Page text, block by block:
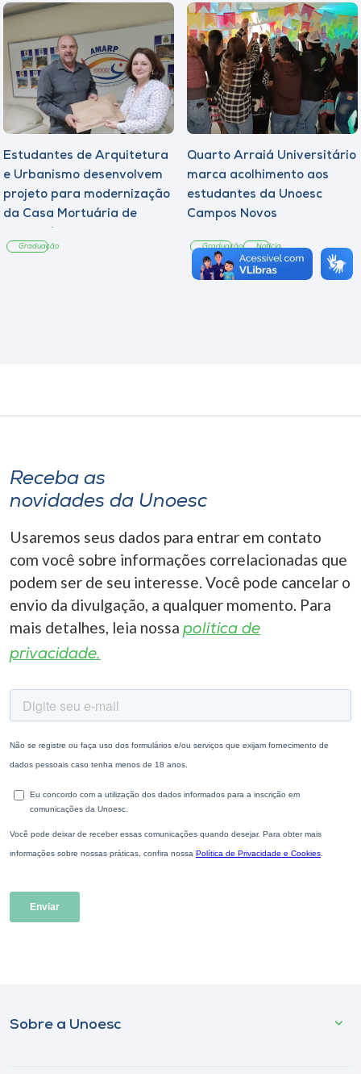
Estudantes de Arquitetura
e Urbanismo desenvolvem
projeto para modernização
da Casa Mortuária de
Graduação
Quarto Arraiá Universitário
marca acolhimento aos
estudantes da Unoesc
Campos Novos
Graduação Notícia
Receba as
novidades da Unoesc
Usaremos seus dados para entrar em contato
com você sobre informações correlacionadas que
podem ser de seu interesse. Você pode cancelar o
envio da divulgação, a qualquer momento. Para
mais detalhes, leia nossa política de
privacidade.
Sobre a Unoesc